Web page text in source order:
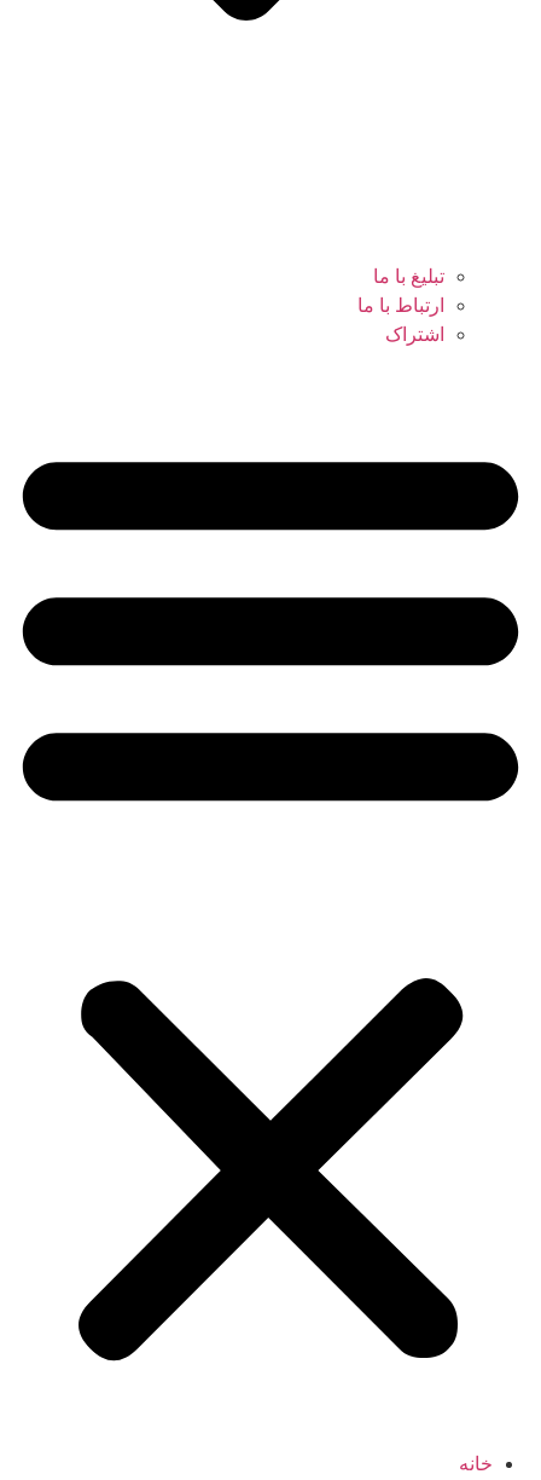
تبلیغ با ما
ارتباط با ما
اشتراک
خانه